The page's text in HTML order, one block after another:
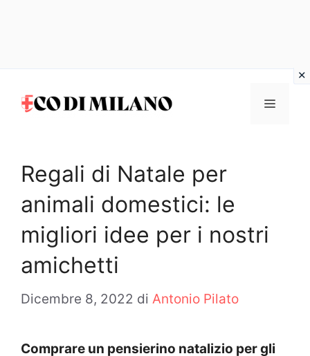
MENU
Regali di Natale per
animali domestici: le
migliori idee per i nostri
amichetti
Dicembre 8, 2022 di Antonio Pilato
Comprare un pensierino natalizio per gli